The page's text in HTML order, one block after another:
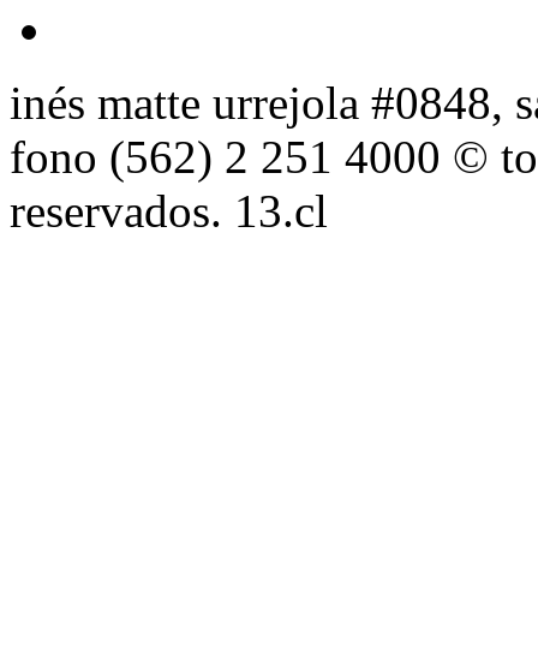
inés matte urrejola #0848,
fono (562) 2 251 4000 ©
reservados. 13.cl